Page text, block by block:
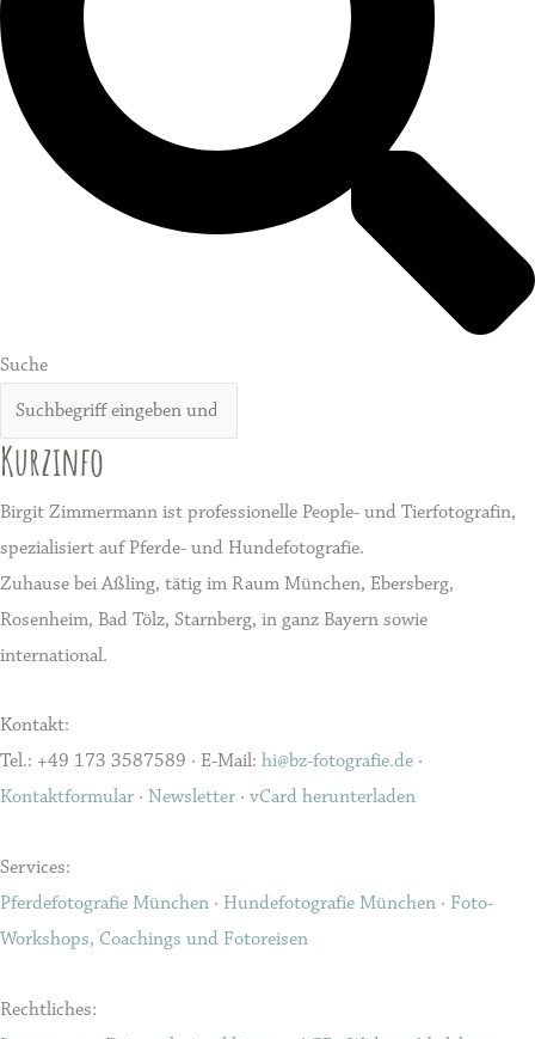
Suche
Kurzinfo
Birgit Zimmermann ist professionelle People- und Tierfotografin,
spezialisiert auf Pferde- und Hundefotografie.
Zuhause bei Aßling, tätig im Raum München, Ebersberg,
Rosenheim, Bad Tölz, Starnberg, in ganz Bayern sowie
international.
Kontakt:
Tel.: +49 173 3587589 · E-Mail: hi@bz-fotografie.de ·
Kontaktformular · Newsletter · vCard herunterladen
Services:
Pferdefotografie München · Hundefotografie München · Foto-
Workshops, Coachings und Fotoreisen
Rechtliches: